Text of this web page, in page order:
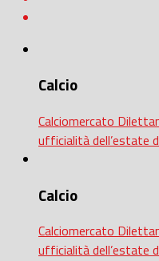
Calcio
Calciomercato
ufficialità dell’estate
Calcio
Calciomercato
ufficialità dell’estate